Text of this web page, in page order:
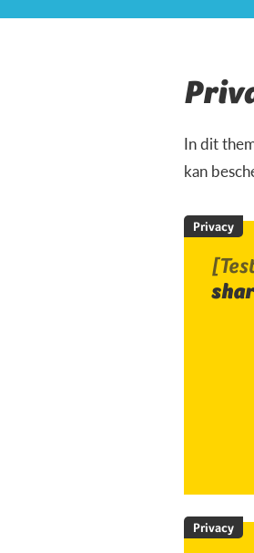
In dit
kan
Privacy
Privacy